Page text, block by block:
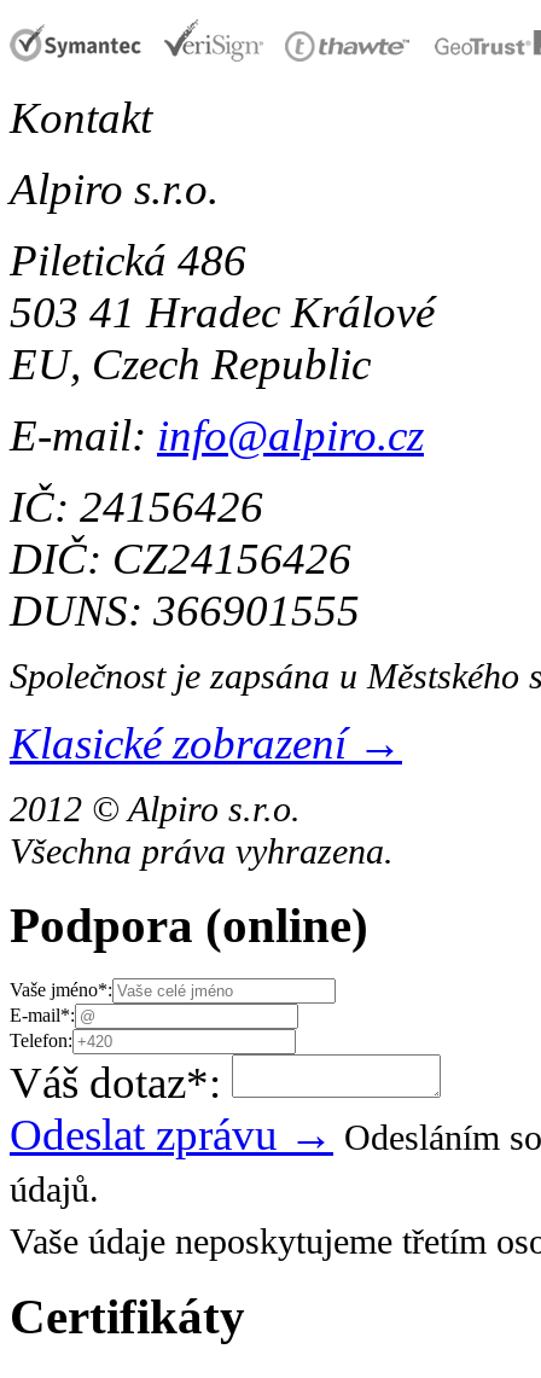
Kontakt
Alpiro s.r.o.
Piletická 486
503 41 Hradec Králové
EU, Czech Republic
E-mail: info@alpiro.cz
IČ: 24156426
DIČ: CZ24156426
DUNS: 366901555
Společnost je zapsána u
Klasické zobrazení →
2012 © Alpiro s.r.o.
Všechna práva vyhrazena.
Podpora (online)
Vaše jméno*:
E-mail*:
Telefon:
Váš dotaz*:
Odeslat zprávu → Odesláním
údajů.
Vaše údaje neposkytujeme třetím
Certifikáty